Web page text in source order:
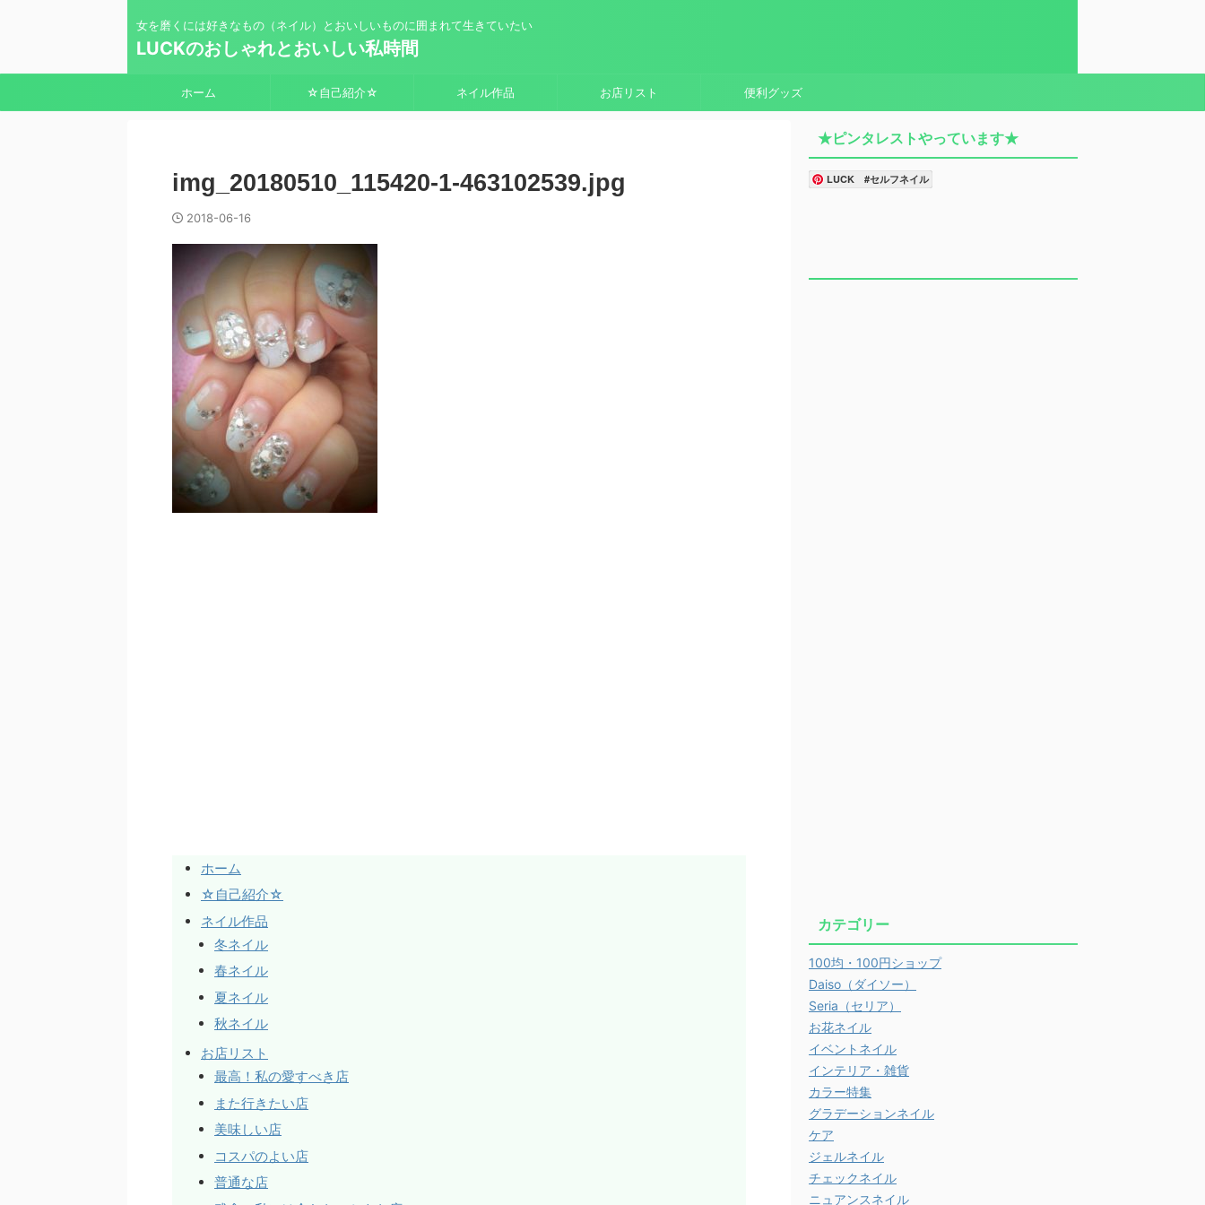
女を磨くには好きなもの（ネイル）とおいしいものに囲まれて生きていたい
LUCKのおしゃれとおいしい私時間
ホーム ☆自己紹介☆ ネイル作品 お店リスト 便利グッズ
img_20180510_115420-1-463102539.jpg
2018-06-16
ホーム
☆自己紹介☆
ネイル作品
冬ネイル
春ネイル
夏ネイル
秋ネイル
お店リスト
最高！私の愛すべき店
また行きたい店
美味しい店
コスパのよい店
普通な店
★ピンタレストやっています★
LUCK #セルフネイル
カテゴリー
100均・100円ショップ
Daiso（ダイソー）
Seria（セリア）
お花ネイル
イベントネイル
インテリア・雑貨
カラー特集
グラデーションネイル
ケア
ジェルネイル
チェックネイル
ニュアンスネイル